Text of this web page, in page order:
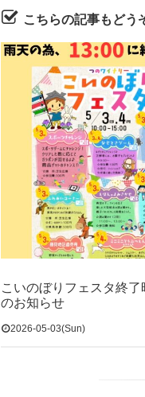
こちらの記事もどう
こいのぼりフェスタ終了
のお知らせ
2026-05-03(Sun)